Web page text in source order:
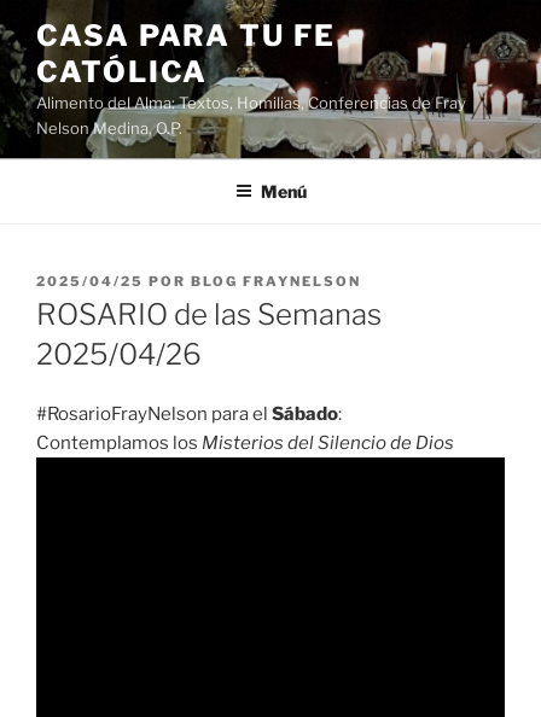
Saltar
al
contenido
CASA PARA TU FE
CATÓLICA
Alimento del Alma: Textos, Homilias, Conferencias de Fray
Nelson Medina, O.P.
Menú
PUBLICADO
EL
2025/04/25 POR BLOG FRAYNELSON
ROSARIO de las Semanas
2025/04/26
#RosarioFrayNelson para el Sábado:
Contemplamos los Misterios del Silencio de Dios